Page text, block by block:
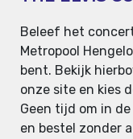
Beleef het
Metropool
bent. Bekijk
onze site en kies
Geen tijd om in
en bestel zonder